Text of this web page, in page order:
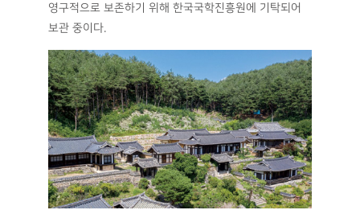
영구적으로 보존하기 위해 한국국학진흥원에 기탁되어
보관 중이다.